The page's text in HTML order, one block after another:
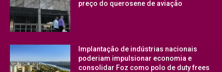
preço do querosene de aviação
Implantação de indústrias nacionais
poderiam impulsionar economia e
consolidar Foz como polo de duty frees